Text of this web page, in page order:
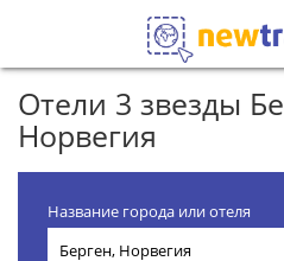
Отели 3 звезды
Норвегия
Название города или отеля